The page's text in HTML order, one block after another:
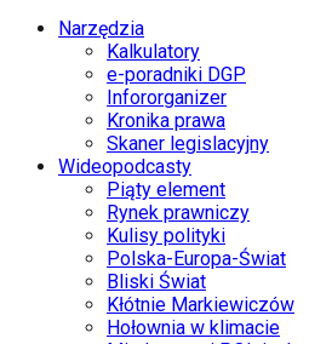
Narzędzia
Kalkulatory
e-poradniki DGP
Infororganizer
Kronika prawa
Skaner legislacyjny
Wideopodcasty
Piąty element
Rynek prawniczy
Kulisy polityki
Polska-Europa-Świat
Bliski Świat
Kłótnie Markiewiczów
Hołownia w klimacie